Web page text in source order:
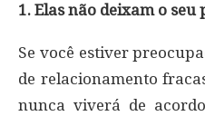
1. Elas não deixam o seu
Se você estiver
de relacionamento
nunca viverá de